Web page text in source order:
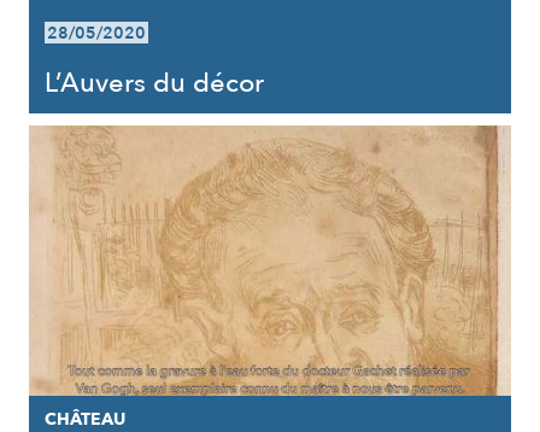
28/05/2020
L’Auvers du décor
CHÂTEAU